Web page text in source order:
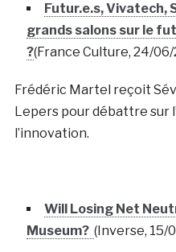
Futur.e.s, Vivatech,
grands salons sur le
?(France Culture, 24/06/
Frédéric Martel reçoit
Lepers pour débattre sur
l’innovation.
Will Losing Net
Museum? (Inverse, 15/